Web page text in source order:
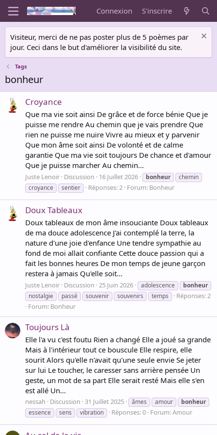
Connexion S'inscrire
Visiteur, merci de ne pas poster plus de 5 poèmes par
jour. Ceci dans le but d'améliorer la visibilité du site.
Tags
bonheur
Croyance
Que ma vie soit ainsi De grâce et de force bénie Que je
puisse me rendre Au chemin que je vais prendre Que
rien ne puisse me nuire Vivre au mieux et y parvenir
Que mon âme soit ainsi De volonté et de calme
garantie Que ma vie soit toujours De chance et d'amour
Que je puisse marcher Au chemin...
Juste Lenoir Discussion 16 Juillet 2026 bonheur
chemin
croyance
sentier Réponses: 2 Forum: Bonheur
Doux Tableaux
Doux tableaux de mon âme insouciante Doux tableaux
de ma douce adolescence J'ai contemplé la terre, la
nature d'une joie d'enfance Une tendre sympathie au
fond de moi allait confiante Cette douce passion qui a
fait les bonnes heures De mon temps de jeune garçon
restera à jamais Qu'elle soit...
Juste Lenoir Discussion 25 Juin 2026 adolescence
bonheur
nostalgie
passé souvenir souvenirs temps
Réponses: 2
Forum: Bonheur
Toujours Là
Elle l'a vu c'est foutu Rien a changé Elle a joué sa grande
Mais à l'intérieur tout ce bouscule Elle respire, elle
sourit Alors qu'elle n'avait qu'une seule envie Se jeter
sur lui Le toucher, le caresser sans arrière pensée Un
geste, un mot de sa part Elle serait resté Mais elle s'en
est allé Un...
nessah Discussion 31 Juillet 2025 âmes amour
bonheur
essence
sens vibration Réponses: 0 Forum:Amour